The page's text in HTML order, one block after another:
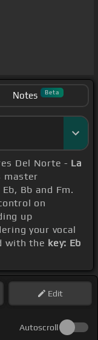
Notes Beta
Del Norte - La
master
Bb and Fm.
on
up
your vocal
with the key: Eb
Edit
Autoscroll